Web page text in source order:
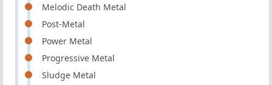
Melodic Death Metal
Post-Metal
Power Metal
Progressive Metal
Sludge Metal